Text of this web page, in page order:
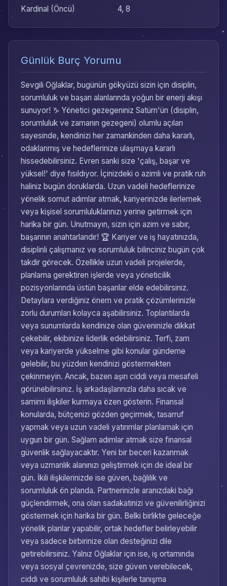
Kardinal (Öncü) 4, 8
Günlük Burç Yorumu
Sevgili Oğlaklar, bugünün gökyüzü sizin için disiplin,
sorumluluk ve başarı alanlarında yoğun bir enerji akışı
sunuyor! ♑ Yönetici gezegeniniz Satürn'ün (disiplin,
sorumluluk ve zamanın gezegeni) olumlu açıları
sayesinde, kendinizi her zamankinden daha kararlı,
odaklanmış ve hedeflerinize ulaşmaya kararlı
hissedebilirsiniz. Evren sanki size 'çalış, başar ve
yüksel!' diye fısıldıyor. İçinizdeki o azimli ve pratik ruh
haliniz bugün doruklarda. Uzun vadeli hedeflerinize
yönelik somut adımlar atmak, kariyerinizde ilerlemek
veya kişisel sorumluluklarınızı yerine getirmek için
harika bir gün. Unutmayın, sizin için azim ve sabır,
başarının anahtarlarıdır! 🏆 Kariyer ve iş hayatınızda,
disiplinli çalışmanız ve sorumluluk bilinciniz bugün çok
takdir görecek. Özellikle uzun vadeli projelerde,
planlama gerektiren işlerde veya yöneticilik
pozisyonlarında üstün başarılar elde edebilirsiniz.
Detaylara verdiğiniz önem ve pratik çözümlerinizle
zorlu durumları kolayca aşabilirsiniz. Toplantılarda
veya sunumlarda kendinize olan güveninizle dikkat
çekebilir, ekibinize liderlik edebilirsiniz. Terfi, zam
veya kariyerde yükselme gibi konular gündeme
gelebilir, bu yüzden kendinizi göstermekten
çekinmeyin. Ancak, bazen aşırı ciddi veya mesafeli
görünebilirsiniz. İş arkadaşlarınızla daha sıcak ve
samimi ilişkiler kurmaya özen gösterin. Finansal
konularda, bütçenizi gözden geçirmek, tasarruf
yapmak veya uzun vadeli yatırımlar planlamak için
uygun bir gün. Sağlam adımlar atmak size finansal
güvenlik sağlayacaktır. Yeni bir beceri kazanmak
veya uzmanlık alanınızı geliştirmek için de ideal bir
gün. İkili ilişkilerinizde ise güven, bağlılık ve
sorumluluk ön planda. Partnerinizle aranızdaki bağı
güçlendirmek, ona olan sadakatinizi ve güvenilirliğinizi
göstermek için harika bir gün. Belki birlikte geleceğe
yönelik planlar yapabilir, ortak hedefler belirleyebilir
veya sadece birbirinize olan desteğinizi dile
getirebilirsiniz. Yalnız Oğlaklar için ise, iş ortamında
veya sosyal çevrenizde, size güven verebilecek,
ciddi ve sorumluluk sahibi kişilerle tanışma